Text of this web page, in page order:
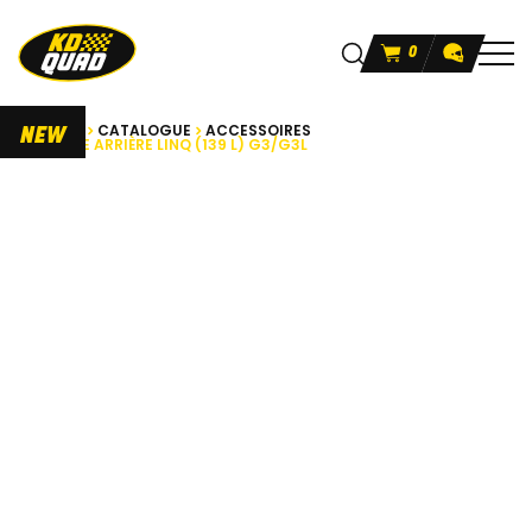
0
ACCUEIL CATALOGUE ACCESSOIRES
COFFRE ARRIÈRE LINQ (139 L) G3/G3L
NEW